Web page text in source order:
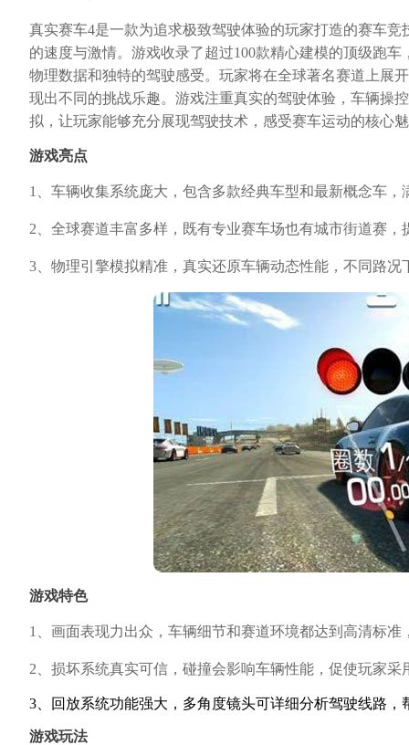
真实赛车4是一款为追求极致驾驶体验的玩家打造的赛车
的速度与激情。游戏收录了超过100款精心建模的顶级跑
物理数据和独特的驾驶感受。玩家将在全球著名赛道上展
现出不同的挑战乐趣。游戏注重真实的驾驶体验，车辆操
拟，让玩家能够充分展现驾驶技术，感受赛车运动的核心
游戏亮点
1、车辆收集系统庞大，包含多款经典车型和最新概念车，
2、全球赛道丰富多样，既有专业赛车场也有城市街道赛，
3、物理引擎模拟精准，真实还原车辆动态性能，不同路况
游戏特色
1、画面表现力出众，车辆细节和赛道环境都达到高清标准
2、损坏系统真实可信，碰撞会影响车辆性能，促使玩家采
3、回放系统功能强大，多角度镜头可详细分析驾驶线路，
游戏玩法